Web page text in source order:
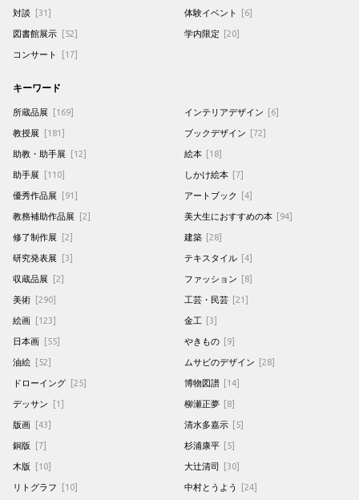
対談 [31]
図書館展示 [52]
コンサート [17]
体験イベント [6]
学内限定 [20]
キーワード
所蔵品展 [169]
教授展 [181]
助教・助手展 [12]
助手展 [110]
優秀作品展 [91]
教務補助作品展 [2]
修了制作展 [2]
研究発表展 [3]
収蔵品展 [2]
美術 [290]
絵画 [123]
日本画 [55]
油絵 [52]
ドローイング [25]
デッサン [1]
版画 [43]
銅版 [7]
木版 [10]
リトグラフ [10]
インテリアデザイン [6]
ブックデザイン [72]
絵本 [18]
しかけ絵本 [7]
アートブック [4]
美大生におすすめの本 [94]
建築 [28]
テキスタイル [4]
ファッション [8]
工芸・民芸 [21]
金工 [3]
やきもの [9]
ムサビのデザイン [28]
博物図譜 [14]
柳瀬正夢 [8]
清水多嘉示 [5]
杉浦康平 [5]
大辻清司 [30]
中村とうよう [24]